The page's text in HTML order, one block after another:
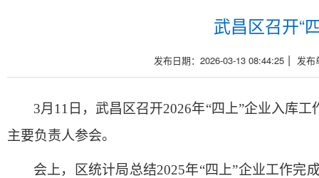
武昌区召开“
发布日期：2026-03-13 08:44:25 | 发布
3月11日，武昌区召开2026年“四上”企业入库工
主要负责人参会。
会上，区统计局总结2025年“四上”企业工作完